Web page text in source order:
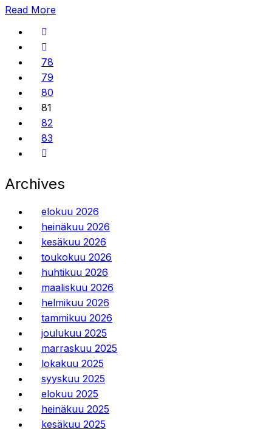
Read More
78
79
80
81
82
83
Archives
elokuu 2026
heinäkuu 2026
kesäkuu 2026
toukokuu 2026
huhtikuu 2026
maaliskuu 2026
helmikuu 2026
tammikuu 2026
joulukuu 2025
marraskuu 2025
lokakuu 2025
syyskuu 2025
elokuu 2025
heinäkuu 2025
kesäkuu 2025